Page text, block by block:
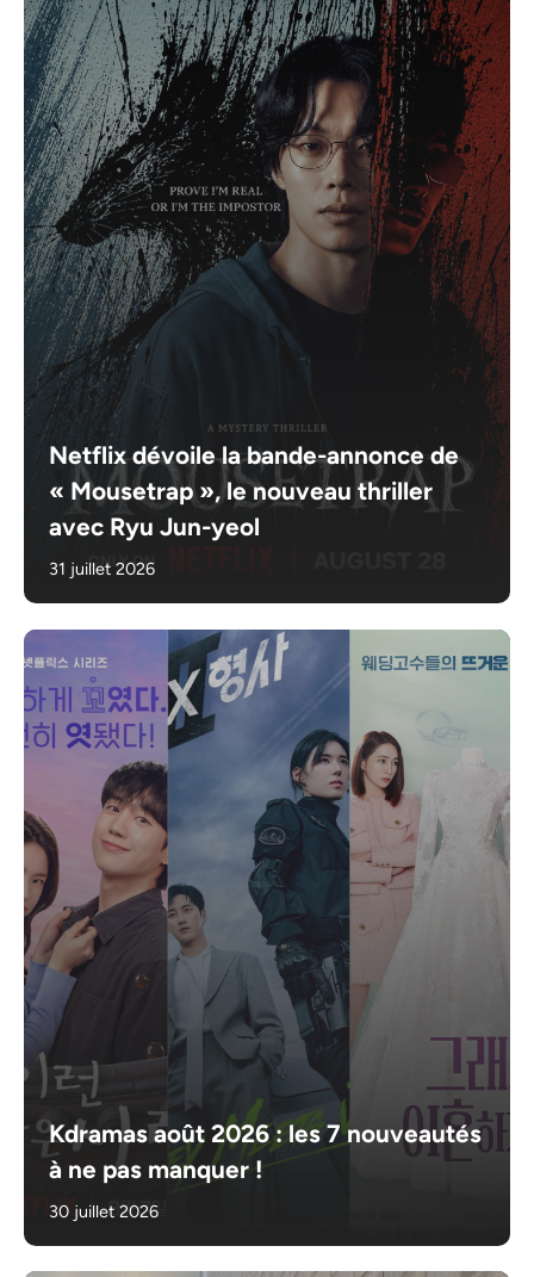
Netflix dévoile la bande-annonce de
« Mousetrap », le nouveau thriller
avec Ryu Jun-yeol
31 juillet 2026
Kdramas août 2026 : les 7 nouveautés
à ne pas manquer !
30 juillet 2026